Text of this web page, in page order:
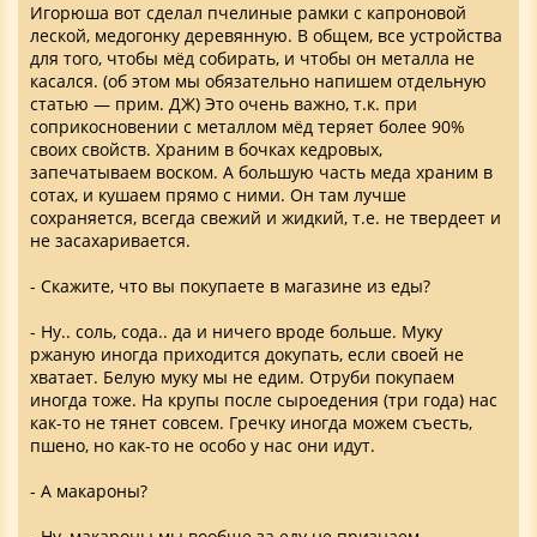
Игорюша вот сделал пчелиные рамки с капроновой
леской, медогонку деревянную. В общем, все устройства
для того, чтобы мёд собирать, и чтобы он металла не
касался. (об этом мы обязательно напишем отдельную
статью — прим. ДЖ) Это очень важно, т.к. при
соприкосновении с металлом мёд теряет более 90%
своих свойств. Храним в бочках кедровых,
запечатываем воском. А большую часть меда храним в
сотах, и кушаем прямо с ними. Он там лучше
сохраняется, всегда свежий и жидкий, т.е. не твердеет и
не засахаривается.
- Скажите, что вы покупаете в магазине из еды?
- Ну.. соль, сода.. да и ничего вроде больше. Муку
ржаную иногда приходится докупать, если своей не
хватает. Белую муку мы не едим. Отруби покупаем
иногда тоже. На крупы после сыроедения (три года) нас
как-то не тянет совсем. Гречку иногда можем съесть,
пшено, но как-то не особо у нас они идут.
- А макароны?